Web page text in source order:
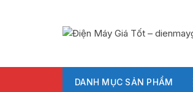
DANH MỤC SẢN PHẨM